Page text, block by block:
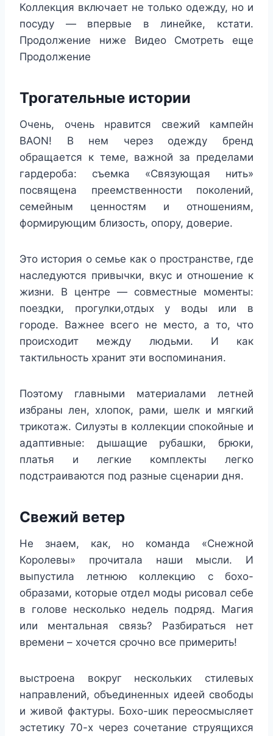
Коллекция включает не только одежду, но и
посуду — впервые в линейке, кстати.
Продолжение ниже Видео Смотреть еще
Продолжение
Трогательные истории
Очень, очень нравится свежий кампейн
BAON! В нем через одежду бренд
обращается к теме, важной за пределами
гардероба: съемка «Связующая нить»
посвящена преемственности поколений,
семейным ценностям и отношениям,
формирующим близость, опору, доверие.
Это история о семье как о пространстве, где
наследуются привычки, вкус и отношение к
жизни. В центре — совместные моменты:
поездки, прогулки,отдых у воды или в
городе. Важнее всего не место, а то, что
происходит между людьми. И как
тактильность хранит эти воспоминания.
Поэтому главными материалами летней
избраны лен, хлопок, рами, шелк и мягкий
трикотаж. Силуэты в коллекции спокойные и
адаптивные: дышащие рубашки, брюки,
платья и легкие комплекты легко
подстраиваются под разные сценарии дня.
Свежий ветер
Не знаем, как, но команда «Снежной
Королевы» прочитала наши мысли. И
выпустила летнюю коллекцию с бохо-
образами, которые отдел моды рисовал себе
в голове несколько недель подряд. Магия
или ментальная связь? Разбираться нет
времени – хочется срочно все примерить!
выстроена вокруг нескольких стилевых
направлений, объединенных идеей свободы
и живой фактуры. Бохо-шик переосмысляет
эстетику 70-х через сочетание струящихся